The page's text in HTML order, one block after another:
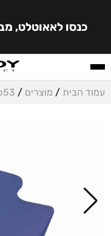
כנסו לאאוטלט,
עמוד הבית / מוצרים /